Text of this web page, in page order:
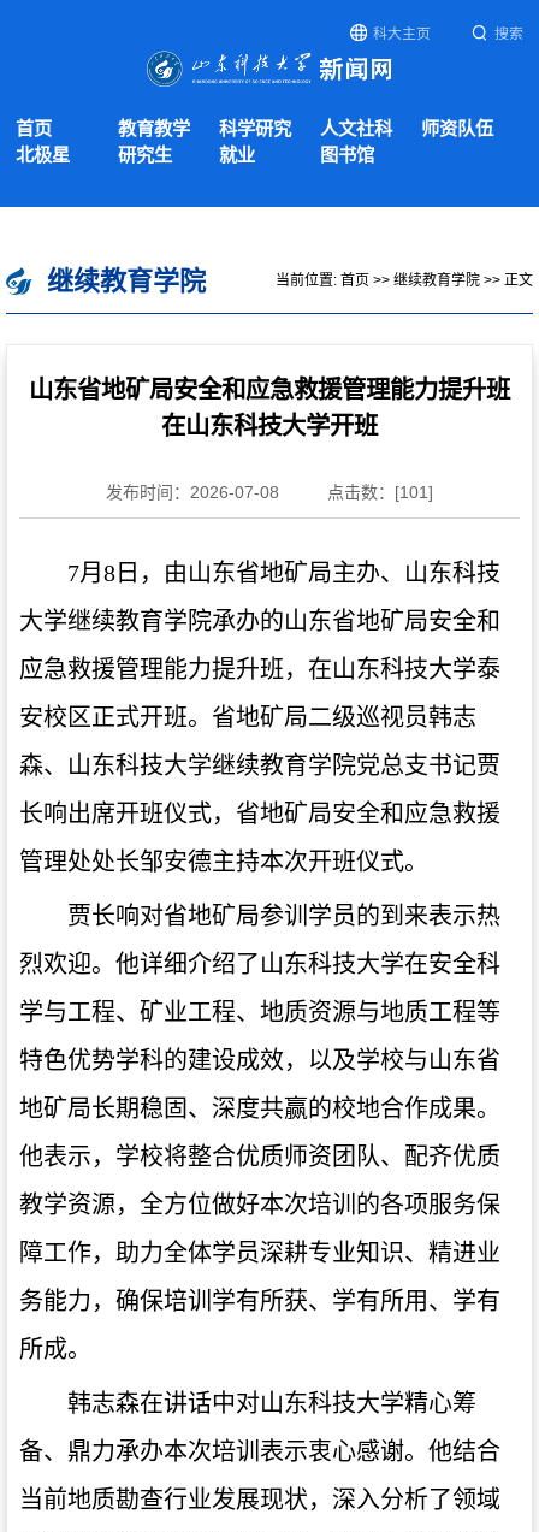
科大主页 搜索
首页 教育教学 科学研究 人文社科
师资队伍
北极星
研究生 就业 图书馆
继续教育学院 当前位置: 首页 >> 继续教育学院 >> 正文
山东省地矿局安全和应急救援管理能力提升班
在山东科技大学开班
发布时间：2026-07-08 点击数：[101]
7月8日，由山东省地矿局主办、山东科技
大学继续教育学院承办的山东省地矿局安全和
应急救援管理能力提升班，在山东科技大学泰
安校区正式开班。省地矿局二级巡视员韩志
森、山东科技大学继续教育学院党总支书记贾
长响出席开班仪式，省地矿局安全和应急救援
管理处处长邹安德主持本次开班仪式。
贾长响对省地矿局参训学员的到来表示热
烈欢迎。他详细介绍了山东科技大学在安全科
学与工程、矿业工程、地质资源与地质工程等
特色优势学科的建设成效，以及学校与山东省
地矿局长期稳固、深度共赢的校地合作成果。
他表示，学校将整合优质师资团队、配齐优质
教学资源，全方位做好本次培训的各项服务保
障工作，助力全体学员深耕专业知识、精进业
务能力，确保培训学有所获、学有所用、学有
所成。
韩志森在讲话中对山东科技大学精心筹
备、鼎力承办本次培训表示衷心感谢。他结合
当前地质勘查行业发展现状，深入分析了领域